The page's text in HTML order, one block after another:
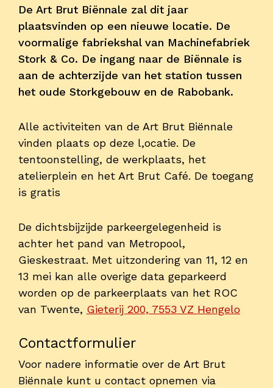
De Art Brut Biënnale zal dit jaar
plaatsvinden op een nieuwe locatie. De
voormalige fabriekshal van Machinefabriek
Stork & Co. De ingang naar de Biënnale is
aan de achterzijde van het station tussen
het oude Storkgebouw en de Rabobank.
Alle activiteiten van de Art Brut Biënnale
vinden plaats op deze l,ocatie. De
tentoonstelling, de werkplaats, het
atelierplein en het Art Brut Café. De toegang
is gratis
De dichtsbijzijde parkeergelegenheid is
achter het pand van Metropool,
Gieskestraat. Met uitzondering van 11, 12 en
13 mei kan alle overige data geparkeerd
worden op de parkeerplaats van het ROC
van Twente, Gieterij 200, 7553 VZ Hengelo
Contactformulier
Voor nadere informatie over de Art Brut
Biënnale kunt u contact opnemen via